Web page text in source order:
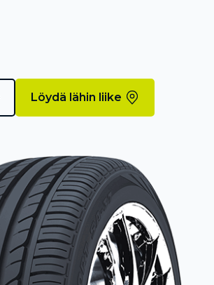
Löydä lähin liike